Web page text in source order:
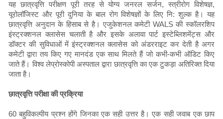
यह छात्रवृत्ति परीक्षण पूरी तरह से योग्य जनरल सर्जन, स्त्रीरोग विशेषज्ञ,
यूरोलॉजिस्ट और पूरी दुनिया के बाल रोग विशेषज्ञों के लिए नि: शुल्क है। यह
छात्रवृत्ति अनुदान के हिसाब से है। एजुकेशनल कमेटी WALS की स्कॉलरशिप
इंस्ट्रक्शनल क्लासेस चलाती है और इसके अलावा पार्ट इस्टेब्लिशमेंट्स और
डॉक्टर की सुविधाओं में इंस्ट्रक्शनल क्लासेस को अंडरराइट कर देती है अगर
कमेटी द्वारा तय किए गए मानदंड एक साथ मिलते हैं जो कभी-कभी ऑडिट किए
जाते हैं। विश्व लेप्रोस्कोपी अस्पताल द्वारा छात्रवृत्ति का एक टुकड़ा अतिरिक्त दिया
जाता है।
छात्रवृत्ति परीक्षा की प्रक्रिया
60 बहुविकल्पीय प्रश्न होंगे जिनका एक सही उत्तर है। एक सही जवाब एक छाप